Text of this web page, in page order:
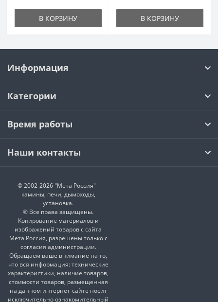
В КОРЗИНУ В КОРЗИНУ
Информация
Категории
Время работы
Наши контакты
© 2002-2026 "Мета Россия" -
камины, печи, дымоходы,
установка.
® Все права защищены.
Копирование материалов и
изображений товаров с сайта
Мета Россия, разрешены только с
согласия администрации.
Обращаем ваше внимание на то,
что вся информация: технические
характеристики, наличие товаров,
стоимости товаров, размещенная
на данном интернет-сайте носит
исключительно ознакомительный